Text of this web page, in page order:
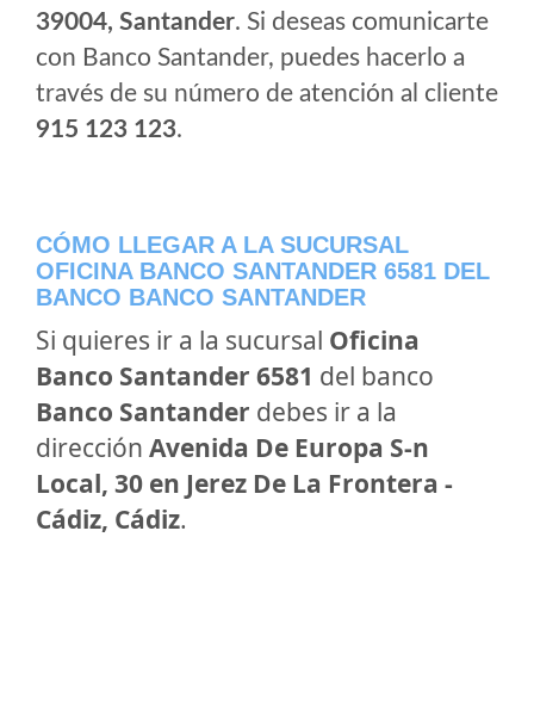
39004, Santander. Si deseas comunicarte
con Banco Santander, puedes hacerlo a
través de su número de atención al cliente
915 123 123.
CÓMO LLEGAR A LA SUCURSAL
OFICINA BANCO SANTANDER 6581 DEL
BANCO BANCO SANTANDER
Si quieres ir a la sucursal Oficina
Banco Santander 6581 del banco
Banco Santander debes ir a la
dirección Avenida De Europa S-n
Local, 30 en Jerez De La Frontera -
Cádiz, Cádiz.